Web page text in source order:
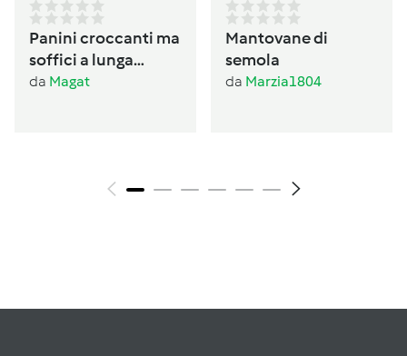
Panini croccanti ma
soffici a lunga
lievitazione
da Magat
Mantovane di
semola
da Marzia1804